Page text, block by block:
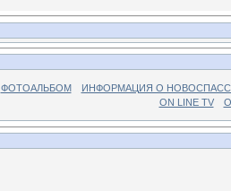
ФОТОАЛЬБОМ
ИНФОРМАЦИЯ О
ON LINE TV